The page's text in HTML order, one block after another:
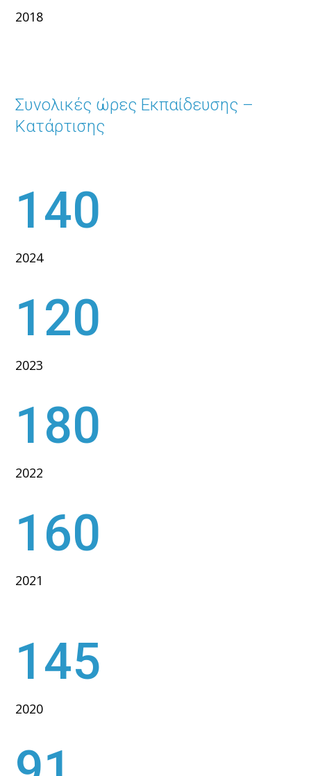
2018
Συνολικές ώρες Εκπαίδευσης –
Κατάρτισης
140
2024
120
2023
180
2022
160
2021
145
2020